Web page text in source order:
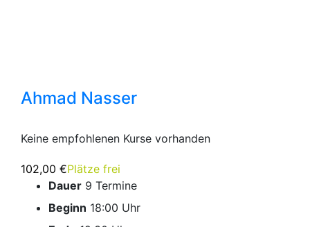
Ahmad Nasser
Keine empfohlenen Kurse vorhanden
102,00 €Plätze frei
Dauer 9 Termine
Beginn 18:00 Uhr